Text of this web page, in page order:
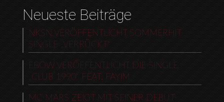
Neueste Beiträge
NKSN VERÖFFENTLICHT SOMMERHIT-
SINGLE „VERRÜCKT“
EBOW VERÖFFENTLICHT DIE SINGLE
„CLUB 1990“ FEAT. FAYIM
MC MARS ZEIGT MIT SEINER DEBUT-